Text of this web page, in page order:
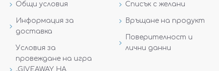
Общи условия
Информация за
доставка
Условия за
провеждане на игра
„GIVEAWAY НА
Списък с желани
Връщане на продукт
Поверителност и
лични данни